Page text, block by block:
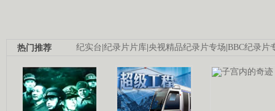
纪实台|纪录片片库|央视精品纪录片专场|BBC纪录片
热门推荐